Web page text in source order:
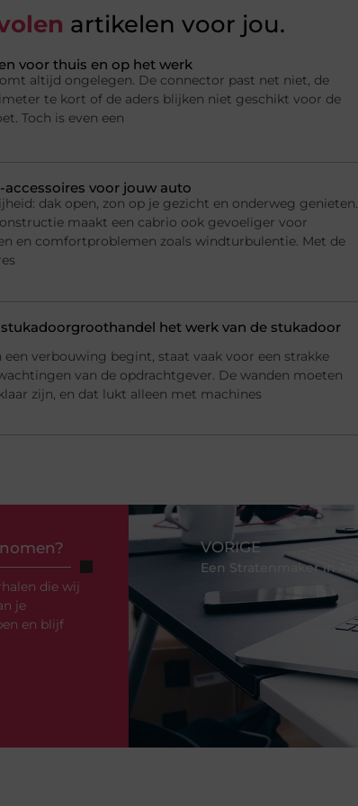
artikelen voor jou.
voor thuis en op het werk
altijd ongelegen. De connector past net niet, de
te kort of de aders blijken niet geschikt voor de
Toch is even een
accessoires voor jouw auto
dak open, zon op je gezicht en onderweg genieten.
maakt een cabrio ook gevoeliger voor
en comfortproblemen zoals windturbulentie. Met de
het werk van de stukadoor
een verbouwing begint, staat vaak voor een strakke
van de opdrachtgever. De wanden moeten
zijn, en dat lukt alleen met machines
die wij
je
en blijf
VORIGE